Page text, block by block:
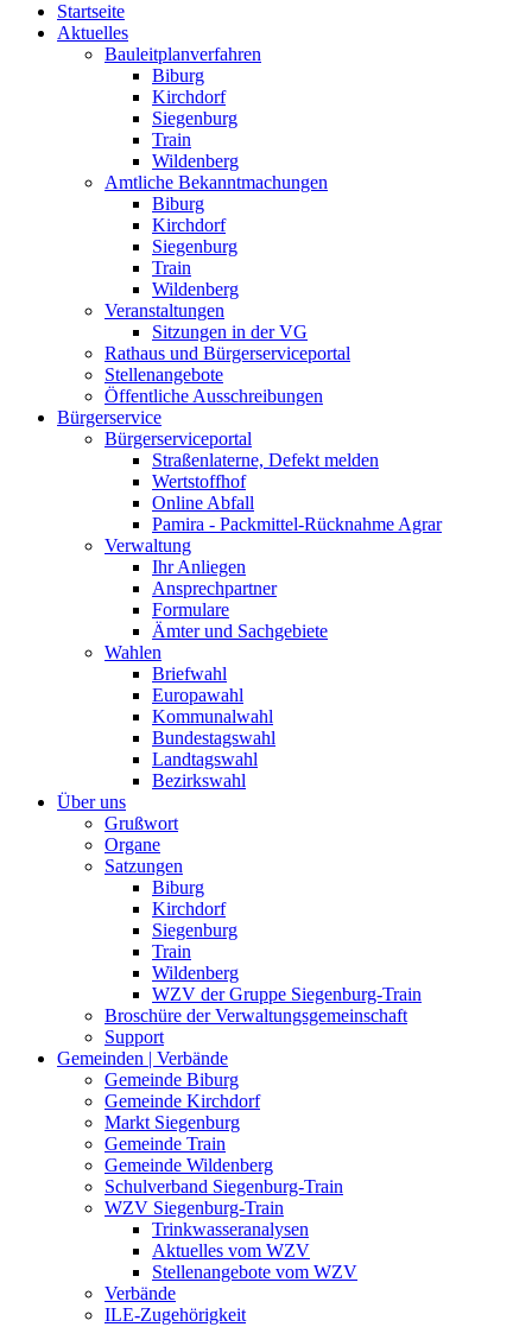
Startseite
Aktuelles
Bauleitplanverfahren
Biburg
Kirchdorf
Siegenburg
Train
Wildenberg
Amtliche Bekanntmachungen
Biburg
Kirchdorf
Siegenburg
Train
Wildenberg
Veranstaltungen
Sitzungen in der VG
Rathaus und Bürgerserviceportal
Stellenangebote
Öffentliche Ausschreibungen
Bürgerservice
Bürgerserviceportal
Straßenlaterne, Defekt melden
Wertstoffhof
Online Abfall
Pamira - Packmittel-Rücknahme Agrar
Verwaltung
Ihr Anliegen
Ansprechpartner
Formulare
Ämter und Sachgebiete
Wahlen
Briefwahl
Europawahl
Kommunalwahl
Bundestagswahl
Landtagswahl
Bezirkswahl
Über uns
Grußwort
Organe
Satzungen
Biburg
Kirchdorf
Siegenburg
Train
Wildenberg
WZV der Gruppe Siegenburg-Train
Broschüre der Verwaltungsgemeinschaft
Support
Gemeinden | Verbände
Gemeinde Biburg
Gemeinde Kirchdorf
Markt Siegenburg
Gemeinde Train
Gemeinde Wildenberg
Schulverband Siegenburg-Train
WZV Siegenburg-Train
Trinkwasseranalysen
Aktuelles vom WZV
Stellenangebote vom WZV
Verbände
ILE-Zugehörigkeit